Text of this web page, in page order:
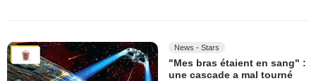
News - Stars
"Mes bras étaient en sang" :
une cascade a mal tourné